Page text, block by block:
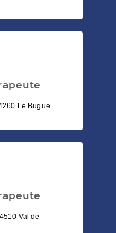
Le Bugue
Val de